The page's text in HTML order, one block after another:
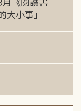
月《閱讀書
大小事」